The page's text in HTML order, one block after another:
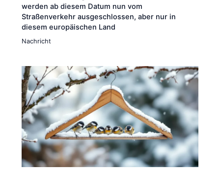
werden ab diesem Datum nun vom
Straßenverkehr ausgeschlossen, aber nur in
diesem europäischen Land
Nachricht